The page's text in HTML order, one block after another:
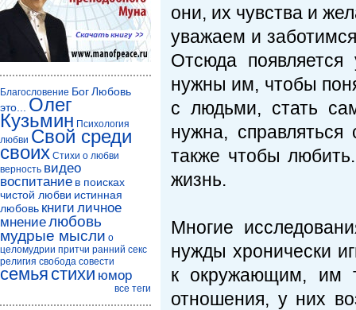
они, их чувства и
уважаем и
Отсюда появляется
нужны им, чтобы
с людьми, стать
нужна,
также чтобы
жизнь.
Многие
нужды хронически
к окружающим, им
отношения, у них
Благословение БогЛюбовь
это...
Олег
Кузьмин Психология
любви Свой среди
своих Стихи о любви
верность видео
воспитание в поисках
чистой любви истинная
любовь книги личное
мнениелюбовь
мудрые мысли о
целомудрии притчи ранний секс
религия свобода совести
семья стихи юмор
все теги